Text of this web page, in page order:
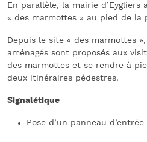
En parallèle, la mairie d’Eygliers
« des marmottes » au pied de la
Depuis le site « des marmottes
aménagés sont proposés aux
des marmottes et se rendre à
deux itinéraires pédestres.
Signalétique
Pose d’un panneau